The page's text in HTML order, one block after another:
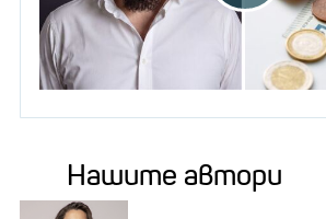
Нашите автори